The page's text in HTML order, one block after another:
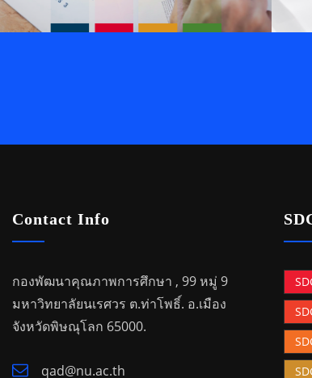
Contact Info
กองพัฒนาคุณภาพการศึกษา , 99 หมู่ 9
มหาวิทยาลัยนเรศวร ต.ท่าโพธิ์. อ.เมือง
จังหวัดพิษณุโลก 65000.
qad@nu.ac.th